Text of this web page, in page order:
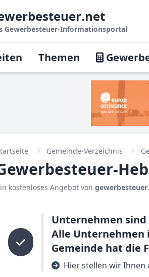
.net
Gewerbesteuer-Informationsportal
Themen
Gemeinde-Verzeichnis
kostenloses Angebot von gewerbesteuer
Unternehmen
Alle Unternehmen
Gemeinde hat die
Hier stellen wir